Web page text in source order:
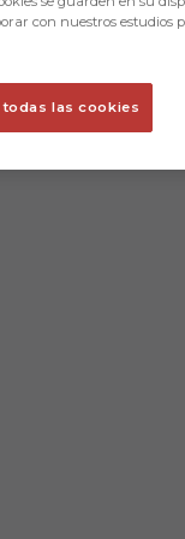
con nuestros estudios
las cookies